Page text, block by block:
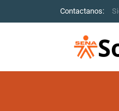
Contactanos: